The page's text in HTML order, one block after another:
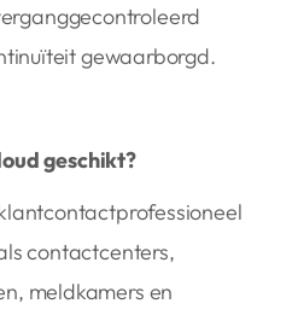
gewaarborgd.
geschikt?
contactcenters,
meldkamers en